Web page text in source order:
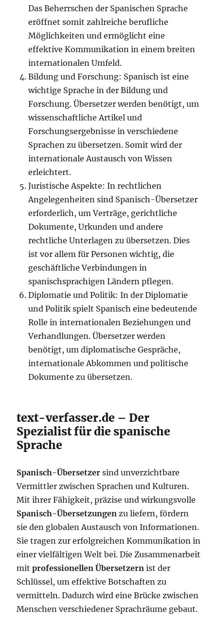
Das Beherrschen der Spanischen Sprache
eröffnet somit zahlreiche berufliche
Möglichkeiten und ermöglicht eine
effektive Kommunikation in einem breiten
internationalen Umfeld.
Bildung und Forschung: Spanisch ist eine
wichtige Sprache in der Bildung und
Forschung. Übersetzer werden benötigt, um
wissenschaftliche Artikel und
Forschungsergebnisse in verschiedene
Sprachen zu übersetzen. Somit wird der
internationale Austausch von Wissen
erleichtert.
Juristische Aspekte: In rechtlichen
Angelegenheiten sind Spanisch-Übersetzer
erforderlich, um Verträge, gerichtliche
Dokumente, Urkunden und andere
rechtliche Unterlagen zu übersetzen. Dies
ist vor allem für Personen wichtig, die
geschäftliche Verbindungen in
spanischsprachigen Ländern pflegen.
Diplomatie und Politik: In der Diplomatie
und Politik spielt Spanisch eine bedeutende
Rolle in internationalen Beziehungen und
Verhandlungen. Übersetzer werden
benötigt, um diplomatische Gespräche,
internationale Abkommen und politische
Dokumente zu übersetzen.
text-verfasser.de – Der
Spezialist für die spanische
Sprache
Spanisch-Übersetzer sind unverzichtbare
Vermittler zwischen Sprachen und Kulturen.
Mit ihrer Fähigkeit, präzise und wirkungsvolle
Spanisch-Übersetzungen zu liefern, fördern
sie den globalen Austausch von Informationen.
Sie tragen zur erfolgreichen Kommunikation in
einer vielfältigen Welt bei. Die Zusammenarbeit
mitprofessionellen Übersetzern ist der
Schlüssel, um effektive Botschaften zu
vermitteln. Dadurch wird eine Brücke zwischen
Menschen verschiedener Sprachräume gebaut.